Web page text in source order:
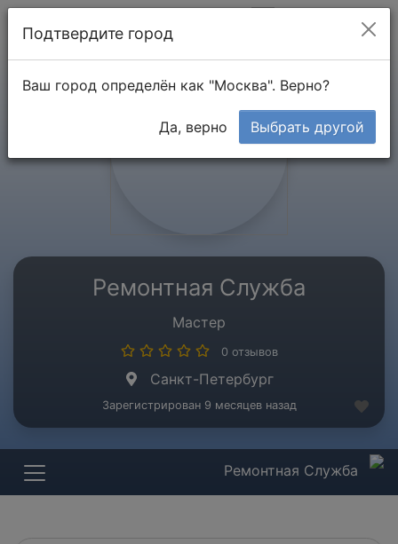
Ремонтная Служба
Мастер
0 отзывов
Санкт-Петербург
Зарегистрирован 9 месяцев назад
Ремонтная Служба
Подтвердите город
Ваш город определён как "Москва". Верно?
Да, верно Выбрать другой